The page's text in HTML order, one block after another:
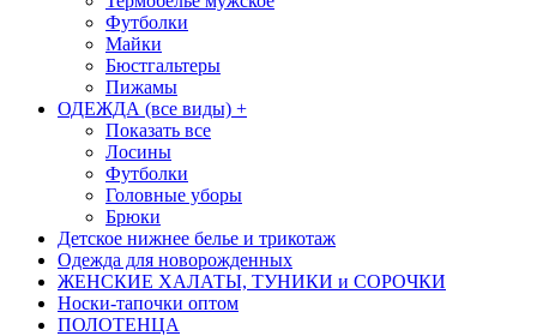
Футболки
Майки
Бюстгальтеры
Пижамы
ОДЕЖДА (все виды) +
Показать все
Лосины
Футболки
Головные уборы
Брюки
Детское нижнее белье и трикотаж
Одежда для новорожденных
ЖЕНСКИЕ ХАЛАТЫ, ТУНИКИ и СОРОЧКИ
Носки-тапочки оптом
ПОЛОТЕНЦА